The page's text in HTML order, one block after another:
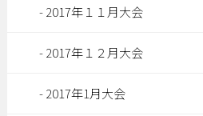
2017年１１月大会
2017年１２月大会
2017年1月大会